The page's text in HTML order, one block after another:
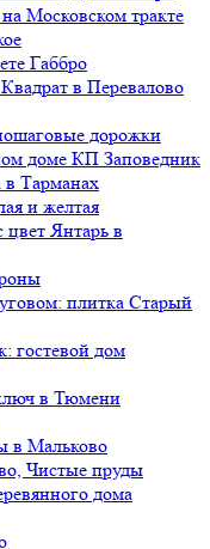
Московском тракте
Габбро
в Перевалово
дорожки
доме КП Заповедник
в Тарманах
и желтая
Янтарь в
плитка Старый
гостевой дом
в Тюмени
в Мальково
Чистые пруды
дома